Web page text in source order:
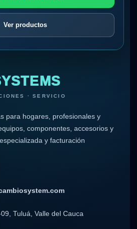
Ver productos
· SERVICIO
para hogares, profesionales y
componentes, accesorios y
y facturación
Tuluá, Valle del Cauca